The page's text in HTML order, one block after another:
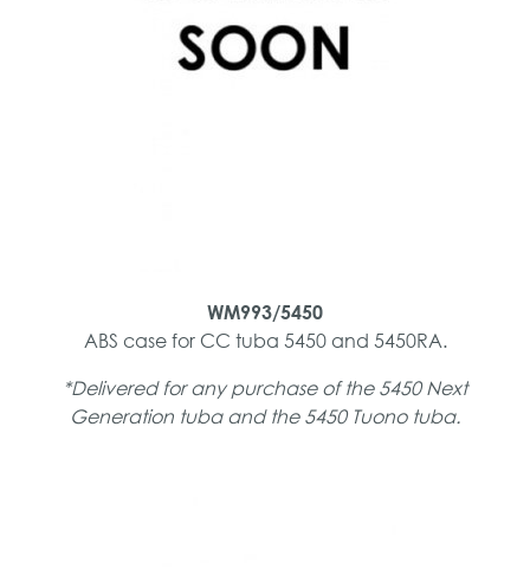
WM993/5450
ABS case for CC tuba 5450 and 5450RA.
*Delivered for any purchase of the 5450 Next
Generation tuba and the 5450 Tuono tuba.